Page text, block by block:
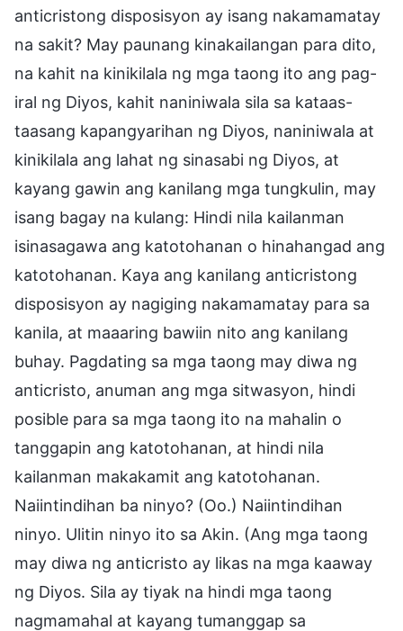
anticristong disposisyon ay isang nakamamatay
na sakit? May paunang kinakailangan para dito,
na kahit na kinikilala ng mga taong ito ang pag-
iral ng Diyos, kahit naniniwala sila sa kataas-
taasang kapangyarihan ng Diyos, naniniwala at
kinikilala ang lahat ng sinasabi ng Diyos, at
kayang gawin ang kanilang mga tungkulin, may
isang bagay na kulang: Hindi nila kailanman
isinasagawa ang katotohanan o hinahangad ang
katotohanan. Kaya ang kanilang anticristong
disposisyon ay nagiging nakamamatay para sa
kanila, at maaaring bawiin nito ang kanilang
buhay. Pagdating sa mga taong may diwa ng
anticristo, anuman ang mga sitwasyon, hindi
posible para sa mga taong ito na mahalin o
tanggapin ang katotohanan, at hindi nila
kailanman makakamit ang katotohanan.
Naiintindihan ba ninyo? (Oo.) Naiintindihan
ninyo. Ulitin ninyo ito sa Akin. (Ang mga taong
may diwa ng anticristo ay likas na mga kaaway
ng Diyos. Sila ay tiyak na hindi mga taong
nagmamahal at kayang tumanggap sa